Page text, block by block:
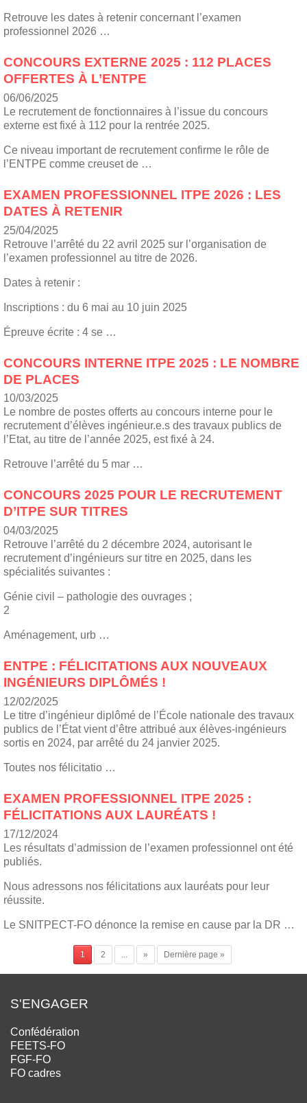
Retrouve les dates à retenir concernant l’examen
professionnel 2026 …
CONCOURS EXTERNE 2025 : 112 PLACES
OFFERTES À L’ENTPE
06/06/2025
Le recrutement de fonctionnaires à l’issue du concours
externe est fixé à 112 pour la rentrée 2025.
Ce niveau important de recrutement confirme le rôle de
l’ENTPE comme creuset de …
EXAMEN PROFESSIONNEL ITPE 2026 : LES
DATES À RETENIR
25/04/2025
Retrouve l’arrêté du 22 avril 2025 sur l’organisation de
l’examen professionnel au titre de 2026.
Dates à retenir :
Inscriptions : du 6 mai au 10 juin 2025
Épreuve écrite : 4 se …
CONCOURS INTERNE ITPE 2025 : LE NOMBRE
DE PLACES
10/03/2025
Le nombre de postes offerts au concours interne pour le
recrutement d’élèves ingénieur.e.s des travaux publics de
l’Etat, au titre de l’année 2025, est fixé à 24.
Retrouve l’arrêté du 5 mar …
CONCOURS 2025 POUR LE RECRUTEMENT
D’ITPE SUR TITRES
04/03/2025
Retrouve l’arrêté du 2 décembre 2024, autorisant le
recrutement d’ingénieurs sur titre en 2025, dans les
spécialités suivantes :
Génie civil – pathologie des ouvrages ;
2
Aménagement, urb …
ENTPE : FÉLICITATIONS AUX NOUVEAUX
INGÉNIEURS DIPLÔMÉS !
12/02/2025
Le titre d’ingénieur diplômé de l’École nationale des travaux
publics de l’État vient d’être attribué aux élèves-ingénieurs
sortis en 2024, par arrêté du 24 janvier 2025.
Toutes nos félicitatio …
EXAMEN PROFESSIONNEL ITPE 2025 :
FÉLICITATIONS AUX LAURÉATS !
17/12/2024
Les résultats d’admission de l’examen professionnel ont été
publiés.
Nous adressons nos félicitations aux lauréats pour leur
réussite.
Le SNITPECT-FO dénonce la remise en cause par la DR …
1 2 » Dernière page »
S'ENGAGER
Confédération
FEETS-FO
FGF-FO
FO cadres